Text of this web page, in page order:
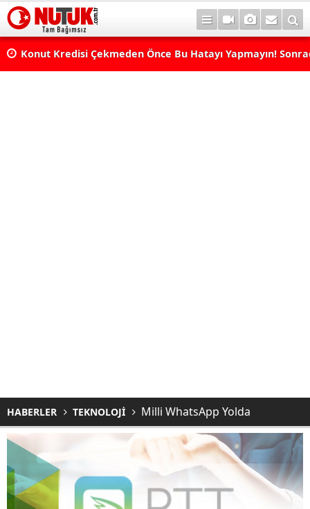
Konut Kredisi Çekmeden Önce Bu Hatayı Yapmayın!
HABERLER TEKNOLOJİ Milli WhatsApp Yolda